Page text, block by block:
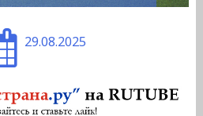
29.08.2025